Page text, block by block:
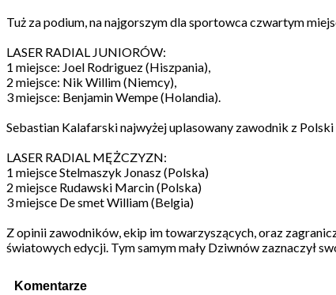
Tuż za podium, na najgorszym dla sportowca czwartym
LASER RADIAL JUNIORÓW:
1 miejsce: Joel Rodriguez (Hiszpania),
2 miejsce: Nik Willim (Niemcy),
3 miejsce: Benjamin Wempe (Holandia).
Sebastian Kalafarski najwyżej uplasowany zawodnik z
LASER RADIAL MĘŻCZYZN:
1 miejsce Stelmaszyk Jonasz (Polska)
2 miejsce Rudawski Marcin (Polska)
3 miejsce De smet William (Belgia)
Z opinii zawodników, ekip im towarzyszących, oraz
światowych edycji. Tym samym mały Dziwnów zaznaczył
Komentarze